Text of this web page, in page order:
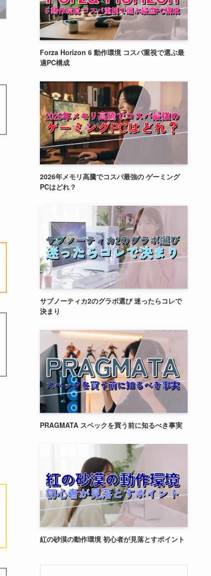
Forza Horizon 6 動作環境 コスパ重視で選ぶ最
適PC構成
2026年メモリ高騰でコスパ最強の ゲーミング
PCはどれ？
サブノーティカ2のグラボ選び 迷ったらコレで
決まり
PRAGMATA スペックを買う前に知るべき事実
紅の砂漠の動作環境 初心者が見落とすポイント